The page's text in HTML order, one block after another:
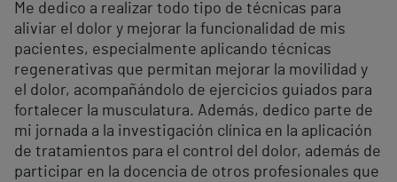
Me dedico a realizar todo tipo de técnicas para
aliviar el dolor y mejorar la funcionalidad de mis
pacientes, especialmente aplicando técnicas
regenerativas que permitan mejorar la movilidad y
el dolor, acompañándolo de ejercicios guiados para
fortalecer la musculatura. Además, dedico parte de
mi jornada a la investigación clínica en la aplicación
de tratamientos para el control del dolor, además de
participar en la docencia de otros profesionales que